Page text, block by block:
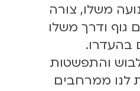
משלו, צורה
ודרך משלו
בהעדרו.
והתפשטות
לנו ממרחבים